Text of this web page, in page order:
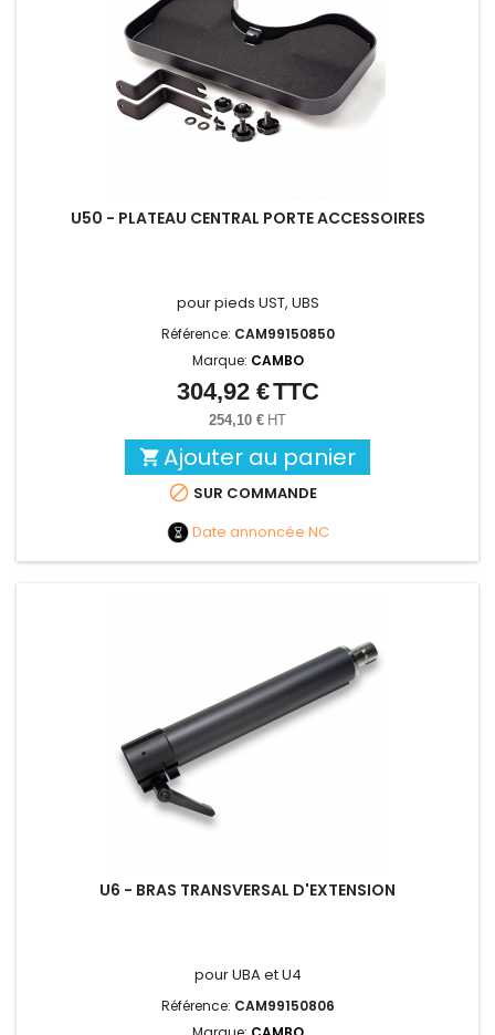
U50 - PLATEAU CENTRAL PORTE ACCESSOIRES
pour pieds UST, UBS
Référence: CAM99150850
Marque: CAMBO
Prix
304,92 €TTC
254,10 € HT
 Ajouter au panier
 SUR COMMANDE
Date annoncée NC
U6 - BRAS TRANSVERSAL D'EXTENSION
pour UBA et U4
Référence: CAM99150806